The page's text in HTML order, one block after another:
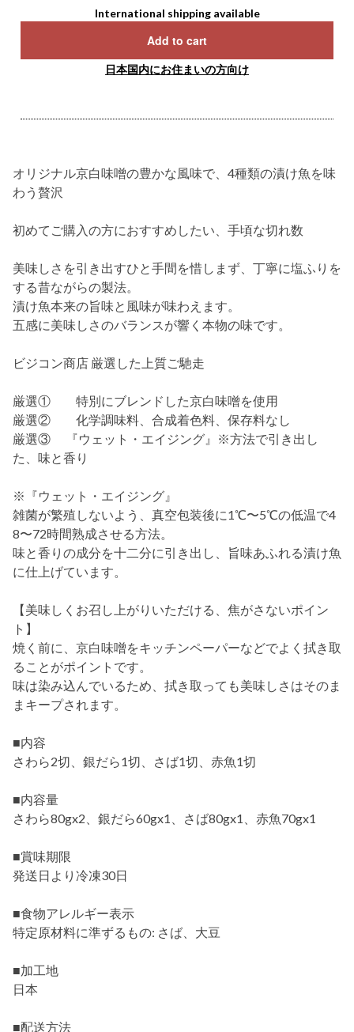
International shipping available
Add to cart
日本国内にお住まいの方向け
オリジナル京白味噌の豊かな風味で、4種類の漬け魚を味
わう贅沢
初めてご購入の方におすすめしたい、手頃な切れ数
美味しさを引き出すひと手間を惜しまず、丁寧に塩ふりを
する昔ながらの製法。
漬け魚本来の旨味と風味が味わえます。
五感に美味しさのバランスが響く本物の味です。
ビジコン商店 厳選した上質ご馳走
厳選① 特別にブレンドした京白味噌を使用
厳選② 化学調味料、合成着色料、保存料なし
厳選③ 『ウェット・エイジング』※方法で引き出し
た、味と香り
※『ウェット・エイジング』
雑菌が繁殖しないよう、真空包装後に1℃〜5℃の低温で4
8〜72時間熟成させる方法。
味と香りの成分を十二分に引き出し、旨味あふれる漬け魚
に仕上げています。
【美味しくお召し上がりいただける、焦がさないポイン
ト】
焼く前に、京白味噌をキッチンペーパーなどでよく拭き取
ることがポイントです。
味は染み込んでいるため、拭き取っても美味しさはそのま
まキープされます。
■内容
さわら2切、銀だら1切、さば1切、赤魚1切
■内容量
さわら80gx2、銀だら60gx1、さば80gx1、赤魚70gx1
■賞味期限
発送日より冷凍30日
■食物アレルギー表示
特定原材料に準ずるもの: さば、大豆
■加工地
日本
■配送方法